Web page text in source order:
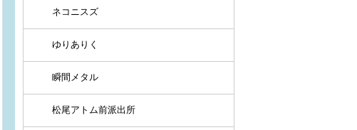
ネコニスズ
ゆりありく
瞬間メタル
松尾アトム前派出所